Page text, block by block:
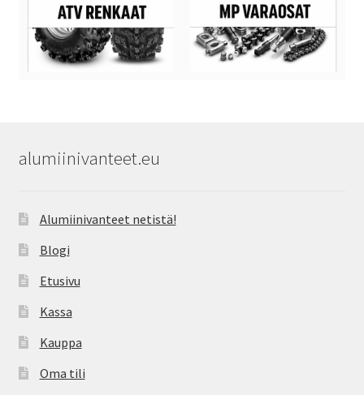
alumiinivanteet.eu
Alumiinivanteet netistä!
Blogi
Etusivu
Kassa
Kauppa
Oma tili